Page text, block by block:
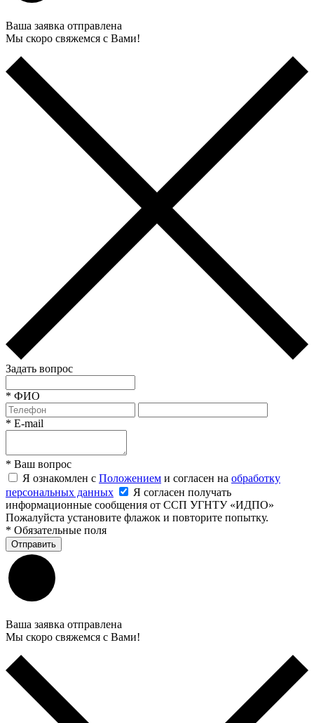
Ваша заявка отправлена
Мы скоро свяжемся с Вами!
Задать вопрос
* ФИО
* E-mail
* Ваш вопрос
Я ознакомлен с Положением и согласен на обработку
персональных данных
Я согласен получать
информационные сообщения от ССП УГНТУ «ИДПО»
Пожалуйста установите флажок и повторите попытку.
* Обязательные поля
Отправить
Ваша заявка отправлена
Мы скоро свяжемся с Вами!